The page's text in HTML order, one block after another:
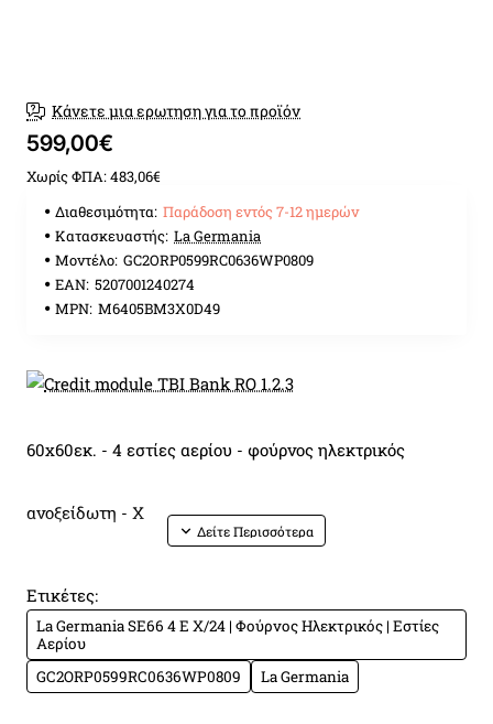
Κάνετε μια ερωτηση για το προϊόν
599,00€
Χωρίς ΦΠΑ: 483,06€
Διαθεσιμότητα: Παράδοση εντός 7-12 ημερών
Κατασκευαστής: La Germania
Μοντέλο: GC2ORP0599RC0636WP0809
EAN: 5207001240274
MPN: M6405BM3X0D49
60x60εκ. - 4 εστίες αερίου - φούρνος ηλεκτρικός
ανοξείδωτη - X
σχάρες ενισχυμένες πλακέ εμαγιέ με υφή ματ
φούρνος ηλεκτρικός Eco-MultiFunction
Ετικέτες:
La Germania SE66 4 E X/24 | Φούρνος Ηλεκτρικός | Εστίες
Αερίου
GC2ORP0599RC0636WP0809
La Germania